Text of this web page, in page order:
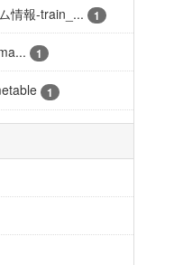
情報-train_... 1
1
1